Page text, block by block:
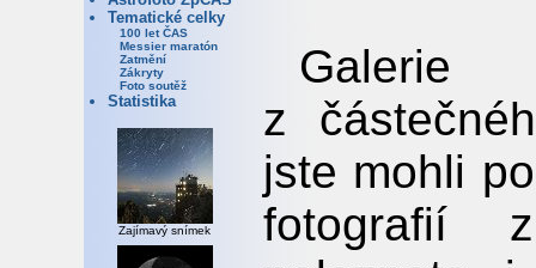
Tematické celky
100 let ČAS
Messier maratón
Zatmění
Zákryty
Foto soutěž
Statistika
Zajímavý snímek
Galerie
z
jste mohli
fotografií